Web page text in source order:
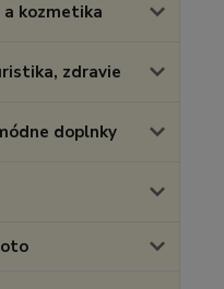
a kozmetika
zdravie
doplnky